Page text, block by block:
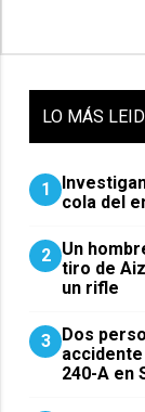
LO MÁS
1
cola del
2 Un
tiro de
un rifle
3 ​Dos
240-A en